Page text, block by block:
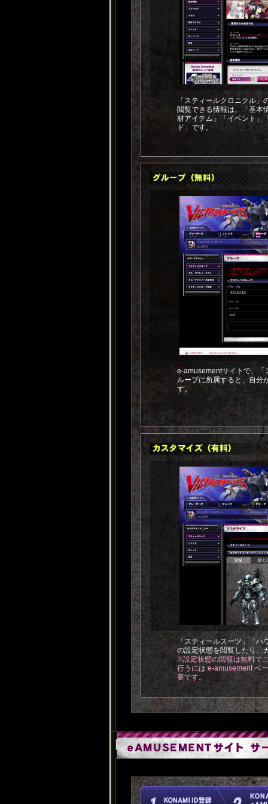
「スティールクロニクル
閲覧できる情報は、「基本
材アイテム」「イベント」
ド」です。
e-amusementサイトで、「
ループに所属すると、自分
す。
「スティールスーツ」「
の設定状態を閲覧したり、
※設定状態の閲覧は無料で
行うには e-amusement ベ
要です。